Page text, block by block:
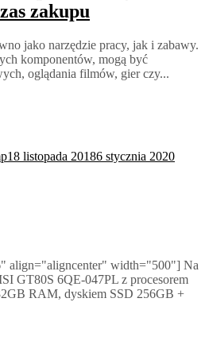
zakupu
jako narzędzie pracy, jak i zabawy.
komponentów, mogą być
oglądania filmów, gier czy...
18 listopada 20186 stycznia 2020
align="aligncenter" width="500"] Na
GT80S 6QE-047PL z procesorem
RAM, dyskiem SSD 256GB +